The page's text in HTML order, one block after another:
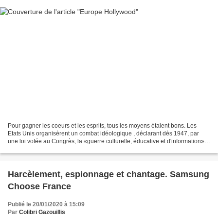
Pour gagner les coeurs et les esprits, tous les moyens étaient bons. Les
Etats Unis organisèrent un combat idéologique , déclarant dès 1947, par
une loi votée au Congrès, la «guerre culturelle, éducative et d'information».
Harcèlement, espionnage et chantage. Samsung
Choose France
Publié le 20/01/2020 à 15:09
Par Colibri Gazouillis